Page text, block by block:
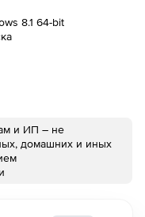
8.1 64-bit
и ИП – не
домашних и иных